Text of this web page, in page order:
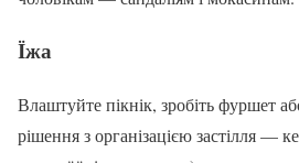
Їжа
Влаштуйте пікнік, зробіть фуршет
рішення з організацією застілля —